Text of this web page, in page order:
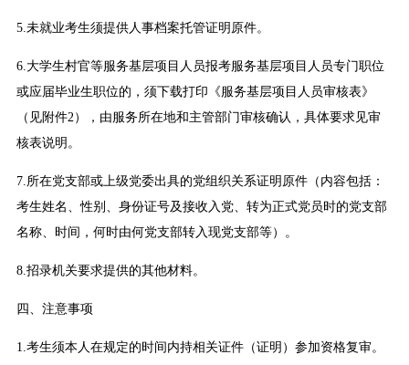
5.未就业考生须提供人事档案托管证明原件。
6.大学生村官等服务基层项目人员报考服务基层项目人员专门职位
或应届毕业生职位的，须下载打印《服务基层项目人员审核表》
（见附件2），由服务所在地和主管部门审核确认，具体要求见审
核表说明。
7.所在党支部或上级党委出具的党组织关系证明原件（内容包括：
考生姓名、性别、身份证号及接收入党、转为正式党员时的党支部
名称、时间，何时由何党支部转入现党支部等）。
8.招录机关要求提供的其他材料。
四、注意事项
1.考生须本人在规定的时间内持相关证件（证明）参加资格复审。